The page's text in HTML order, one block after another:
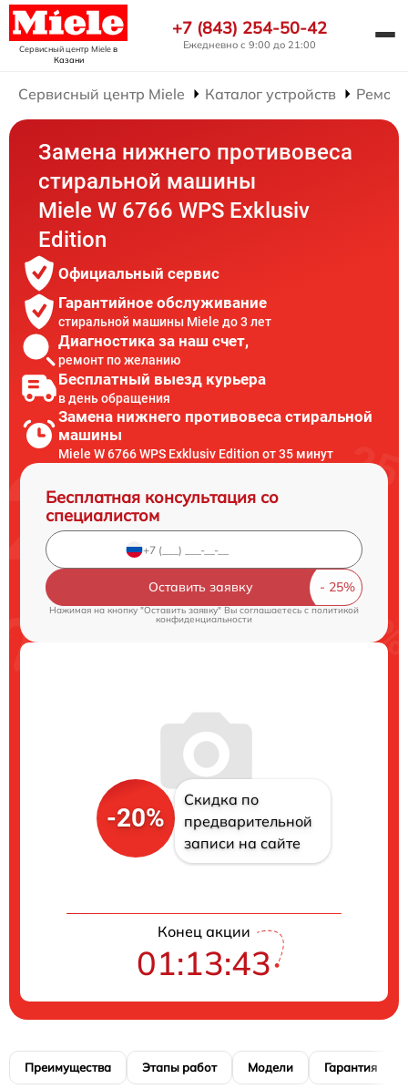
Сервисный центр Mieleв
Казани
+7 (843) 254-50-42
Ежедневно с 9:00 до 21:00
Сервисный центр Miele Каталог устройств
Замена нижнего противовеса
стиральной машины
Miele W 6766 WPS Exklusiv
Edition
Официальный сервис
Гарантийное обслуживание
стиральной машины Miele до 3 лет
Диагностика за наш счет,
ремонт по желанию
Бесплатный выезд курьера
в день обращения
Замена нижнего противовеса стиральной
машины
Miele W 6766 WPS Exklusiv Edition от 35 минут
Бесплатная консультация со
специалистом
Оставить заявку
Нажимая на кнопку "Оставить заявку" Вы соглашаетесь cполитикой
конфиденциальности
-20%
Скидка по
предварительной
записи на сайте
Конец акции
01:13:41
Преимущества Этапы работ Модели Гарантия